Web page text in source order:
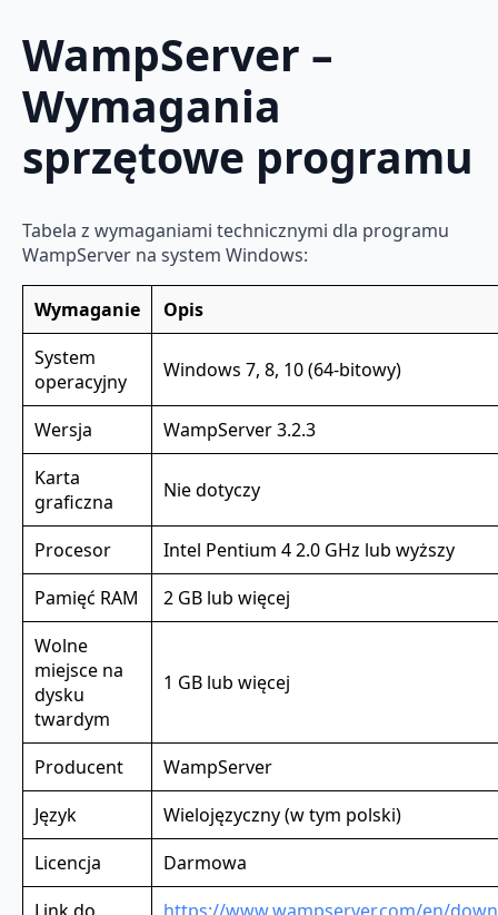
WampServer –
Wymagania
sprzętowe programu
Tabela z wymaganiami technicznymi dla programu
WampServer na system Windows:
Wymaganie
Opis
System
operacyjny
Windows 7, 8, 10 (64-bitowy)
Wersja
WampServer 3.2.3
Karta
graficzna
Nie dotyczy
Procesor
Intel Pentium 4 2.0 GHz lub wyższy
Pamięć RAM
2 GB lub więcej
Wolne
miejsce na
dysku
twardym
1 GB lub więcej
Producent
WampServer
Język
Wielojęzyczny (w tym polski)
Licencja
Darmowa